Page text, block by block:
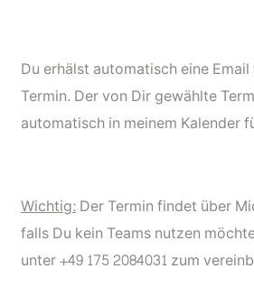
Du erhälst automatisch eine
Termin. Der von Dir gewählte
automatisch in meinem Kalender
Wichtig:Der Termin findet über
falls Du kein Teams nutzen
unter +49 175 2084031 zum